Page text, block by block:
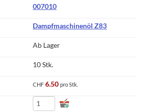
007010
Dampfmaschinenöl Z83
Ab Lager
10 Stk.
CHF 6.50 pro Stk.